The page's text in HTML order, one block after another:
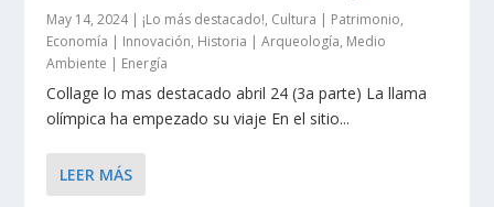
May 14, 2024| ¡Lo más destacado!, Cultura | Patrimonio,
Economía | Innovación, Historia | Arqueología, Medio
Ambiente | Energía
Collage lo mas destacado abril 24 (3a parte) La llama
olímpica ha empezado su viaje En el sitio...
LEER MÁS